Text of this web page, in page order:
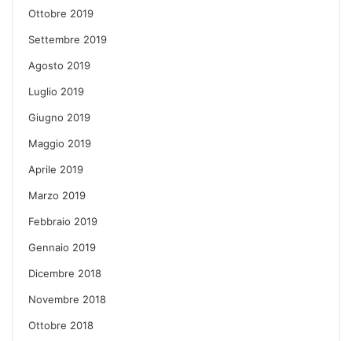
Ottobre 2019
Settembre 2019
Agosto 2019
Luglio 2019
Giugno 2019
Maggio 2019
Aprile 2019
Marzo 2019
Febbraio 2019
Gennaio 2019
Dicembre 2018
Novembre 2018
Ottobre 2018